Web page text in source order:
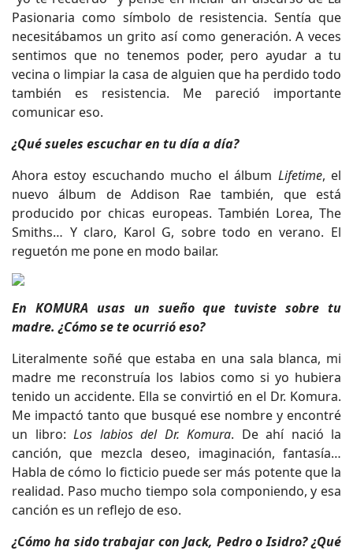
Pasionaria como símbolo de resistencia. Sentía que
necesitábamos un grito así como generación. A veces
sentimos que no tenemos poder, pero ayudar a tu
vecina o limpiar la casa de alguien que ha perdido todo
también es resistencia. Me pareció importante
comunicar eso.
¿Qué sueles escuchar en tu día a día?
Ahora estoy escuchando mucho el álbum Lifetime, el
nuevo álbum de Addison Rae también, que está
producido por chicas europeas. También Lorea, The
Smiths… Y claro, Karol G, sobre todo en verano. El
reguetón me pone en modo bailar.
En KOMURA usas un sueño que tuviste sobre tu
madre. ¿Cómo se te ocurrió eso?
Literalmente soñé que estaba en una sala blanca, mi
madre me reconstruía los labios como si yo hubiera
tenido un accidente. Ella se convirtió en el Dr. Komura.
Me impactó tanto que busqué ese nombre y encontré
un libro: Los labios del Dr. Komura. De ahí nació la
canción, que mezcla deseo, imaginación, fantasía…
Habla de cómo lo ficticio puede ser más potente que la
realidad. Paso mucho tiempo sola componiendo, y esa
canción es un reflejo de eso.
¿Cómo ha sido trabajar con Jack, Pedro o Isidro? ¿Qué